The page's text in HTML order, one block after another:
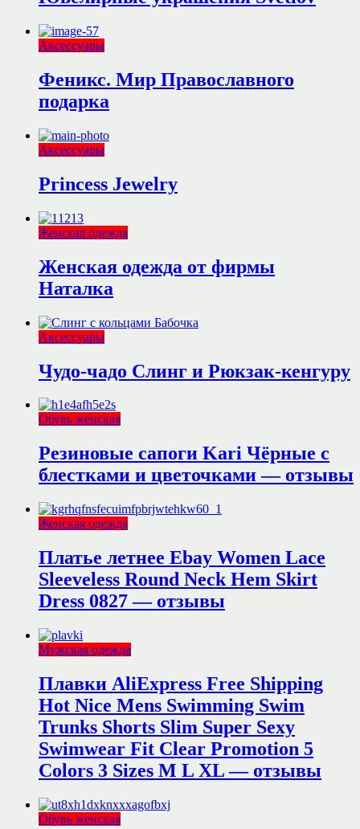
Аксессуары
Феникс. Мир Православного
подарка
Аксессуары
Princess Jewelry
Женская одежда
Женская одежда от фирмы
Наталка
Аксессуары
Чудо-чадо Слинг и Рюкзак-кенгуру
Обувь женская
Резиновые сапоги Kari Чёрные с
блестками и цветочками — отзывы
Женская одежда
Платье летнее Ebay Women Lace
Sleeveless Round Neck Hem Skirt
Dress 0827 — отзывы
Мужская одежда
Плавки AliExpress Free Shipping
Hot Nice Mens Swimming Swim
Trunks Shorts Slim Super Sexy
Swimwear Fit Clear Promotion 5
Colors 3 Sizes M L XL — отзывы
Обувь женская